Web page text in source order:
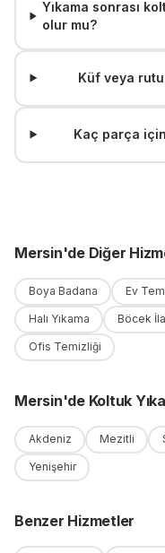
Yıkama sonrası
olur mu?
Küf veya
Kaç parça
Mersin'deDiğer
Boya Badana Ev
Halı Yıkama Böcek
Ofis Temizliği
Mersin'de Koltuk
Akdeniz Mezitli
Yenişehir
Benzer Hizmetler